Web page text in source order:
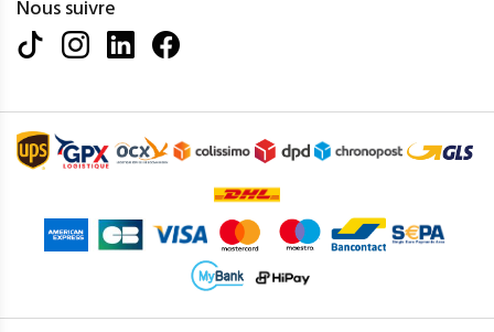
Nous suivre